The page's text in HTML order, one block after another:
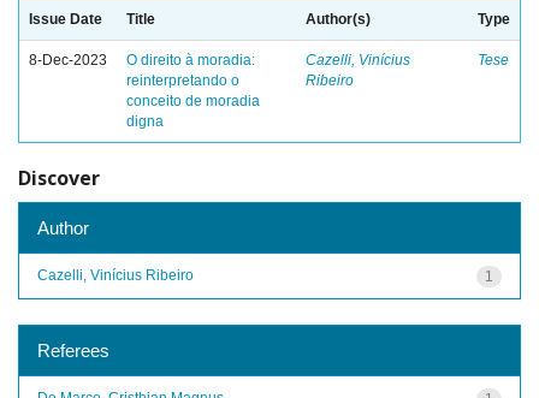
Issue Date Title Author(s) Type
8-Dec-2023
O direito à moradia:
reinterpretando o
conceito de moradia
digna
Cazelli, Vinícius
Ribeiro
Tese
Discover
Author
1
Cazelli, Vinícius Ribeiro
Referees